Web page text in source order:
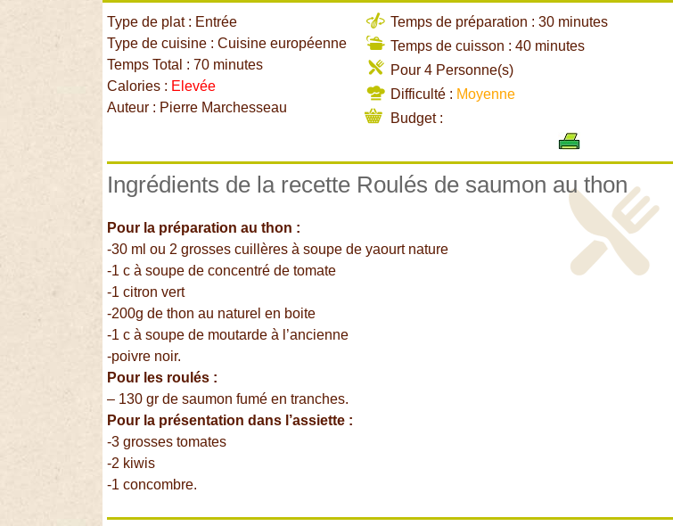
Type de plat : Entrée
Type de cuisine : Cuisine européenne
Temps Total : 70 minutes
Calories : Elevée
Auteur : Pierre Marchesseau
Temps de préparation : 30 minutes
Temps de cuisson : 40 minutes
Pour 4 Personne(s)
Difficulté : Moyenne
Budget :
Ingrédients de la recette Roulés de saumon au thon
Pour la préparation au thon :
-30 ml ou 2 grosses cuillères à soupe de yaourt nature
-1 c à soupe de concentré de tomate
-1 citron vert
-200g de thon au naturel en boite
-1 c à soupe de moutarde à l’ancienne
-poivre noir.
Pour les roulés :
– 130 gr de saumon fumé en tranches.
Pour la présentation dans l’assiette :
-3 grosses tomates
-2 kiwis
-1 concombre.